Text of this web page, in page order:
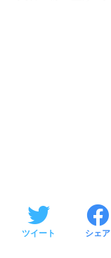
ツイート シェア